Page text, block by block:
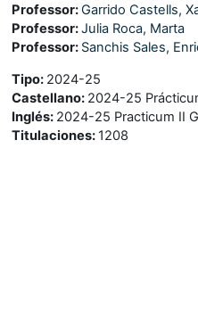
Professor:Garrido Castells,
Professor:Julia Roca, Marta
Professor: Sanchis Sales,
Tipo: 2024-25
Castellano: 2024-25
Inglés: 2024-25 Practicum II
Titulaciones: 1208